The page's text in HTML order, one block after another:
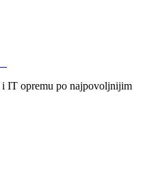
i IT opremu po najpovoljnijim